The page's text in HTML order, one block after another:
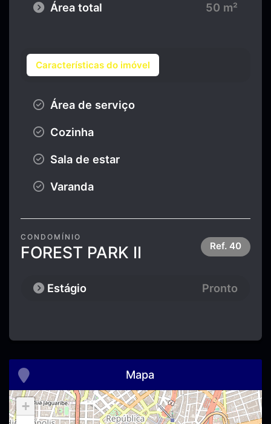
Área total 50 m²
Características do imóvel
Área de serviço
Cozinha
Sala de estar
Varanda
CONDOMÍNIO
FOREST PARK II Ref. 40
Estágio Pronto
Mapa
+